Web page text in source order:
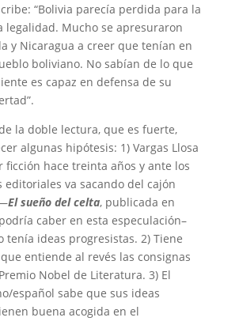
“Bolivia parecía perdida para la
legalidad. Mucho se apresuraron
y Nicaragua a creer que tenían en
boliviano. No sabían de lo que
es capaz en defensa de su
la doble lectura, que es fuerte,
algunas hipótesis: 1) Vargas Llosa
ficción hace treinta años y ante los
va sacando del cajón
El sueño del celta, publicada en
caber en esta especulación–
tenía ideas progresistas. 2) Tiene
entiende al revés las consignas
Nobel de Literatura. 3) El
español sabe que sus ideas
buena acogida en el